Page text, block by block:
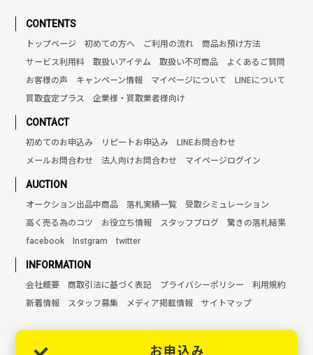
CONTENTS
トップページ 初めての方へ ご利用の流れ
商品お預け方法
サービス利用料
取扱いアイテム 取扱い不可商品
よくあるご質問
お客様の声
キャンペーン情報 マイページについて
LINEについて
買取査定プラス
企業様・買取業者様向け
CONTACT
初めてのお申込み リピートお申込み
LINEお問合わせ
メールお問合わせ
法人向けお問合わせ マイページログイン
AUCTION
オークション出品中商品 落札実績一覧
受取シミュレーション
高く売る為のコツ
お役立ち情報 スタッフブログ
驚きの落札結果
facebook
Instgram twitter
INFORMATION
会社概要 商取引法に基づく表記 プライバシーポリシー
利用規約
新着情報
スタッフ募集 メディア掲載情報 サイトマップ
お申込み